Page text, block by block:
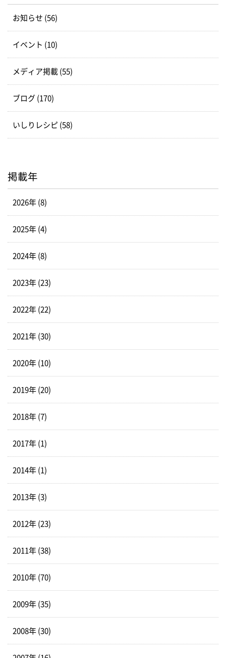
お知らせ (56)
イベント (10)
メディア掲載 (55)
ブログ (170)
いしりレシピ (58)
掲載年
2026年 (8)
2025年 (4)
2024年 (8)
2023年 (23)
2022年 (22)
2021年 (30)
2020年 (10)
2019年 (20)
2018年 (7)
2017年 (1)
2014年 (1)
2013年 (3)
2012年 (23)
2011年 (38)
2010年 (70)
2009年 (35)
2008年 (30)